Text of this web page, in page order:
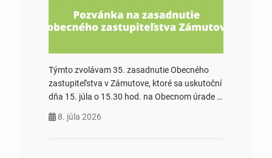
Týmto zvolávam 35. zasadnutie Obecného
zastupiteľstva v Zámutove, ktoré sa uskutoční
dňa 15. júla o 15.30 hod. na Obecnom úrade v
rokovania 2. Schválenie návrhovej komisie a
8. júla 2026